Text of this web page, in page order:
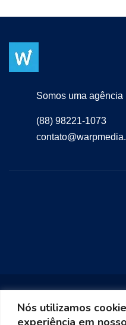
Nós utilizamos
experiência em
Somos uma agência
(88) 98221-1073